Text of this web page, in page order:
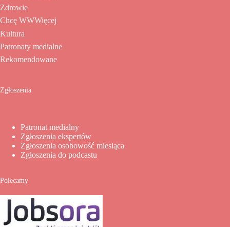
Zdrowie
Chcę WWWięcej
Kultura
Patronaty medialne
Rekomendowane
Zgłoszenia
Patronat medialny
Zgłoszenia ekspertów
Zgłoszenia osobowość miesiąca
Zgłoszenia do podcastu
Polecamy